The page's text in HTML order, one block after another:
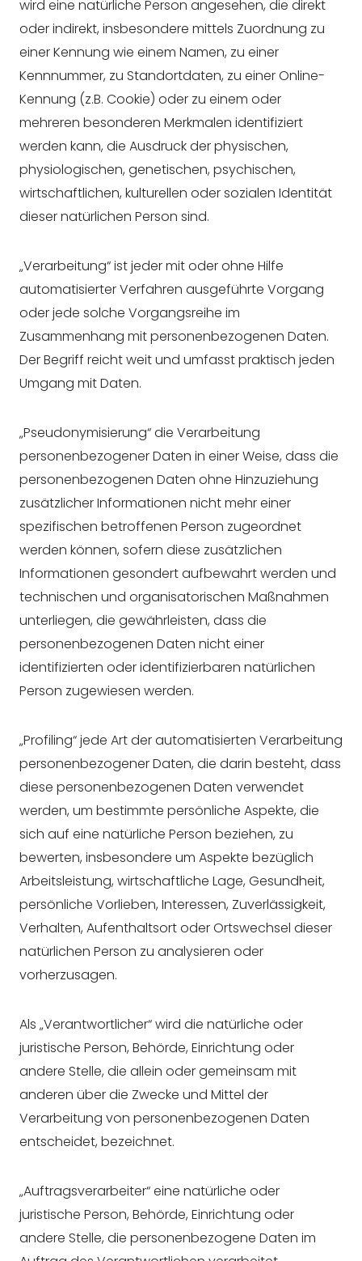
wird eine natürliche Person angesehen, die direkt
oder indirekt, insbesondere mittels Zuordnung zu
einer Kennung wie einem Namen, zu einer
Kennnummer, zu Standortdaten, zu einer Online-
Kennung (z.B. Cookie) oder zu einem oder
mehreren besonderen Merkmalen identifiziert
werden kann, die Ausdruck der physischen,
physiologischen, genetischen, psychischen,
wirtschaftlichen, kulturellen oder sozialen Identität
dieser natürlichen Person sind.
„Verarbeitung“ ist jeder mit oder ohne Hilfe
automatisierter Verfahren ausgeführte Vorgang
oder jede solche Vorgangsreihe im
Zusammenhang mit personenbezogenen Daten.
Der Begriff reicht weit und umfasst praktisch jeden
Umgang mit Daten.
„Pseudonymisierung“ die Verarbeitung
personenbezogener Daten in einer Weise, dass die
personenbezogenen Daten ohne Hinzuziehung
zusätzlicher Informationen nicht mehr einer
spezifischen betroffenen Person zugeordnet
werden können, sofern diese zusätzlichen
Informationen gesondert aufbewahrt werden und
technischen und organisatorischen Maßnahmen
unterliegen, die gewährleisten, dass die
personenbezogenen Daten nicht einer
identifizierten oder identifizierbaren natürlichen
Person zugewiesen werden.
„Profiling“ jede Art der automatisierten Verarbeitung
personenbezogener Daten, die darin besteht, dass
diese personenbezogenen Daten verwendet
werden, um bestimmte persönliche Aspekte, die
sich auf eine natürliche Person beziehen, zu
bewerten, insbesondere um Aspekte bezüglich
Arbeitsleistung, wirtschaftliche Lage, Gesundheit,
persönliche Vorlieben, Interessen, Zuverlässigkeit,
Verhalten, Aufenthaltsort oder Ortswechsel dieser
natürlichen Person zu analysieren oder
vorherzusagen.
Als „Verantwortlicher“ wird die natürliche oder
juristische Person, Behörde, Einrichtung oder
andere Stelle, die allein oder gemeinsam mit
anderen über die Zwecke und Mittel der
Verarbeitung von personenbezogenen Daten
entscheidet, bezeichnet.
„Auftragsverarbeiter“ eine natürliche oder
juristische Person, Behörde, Einrichtung oder
andere Stelle, die personenbezogene Daten im